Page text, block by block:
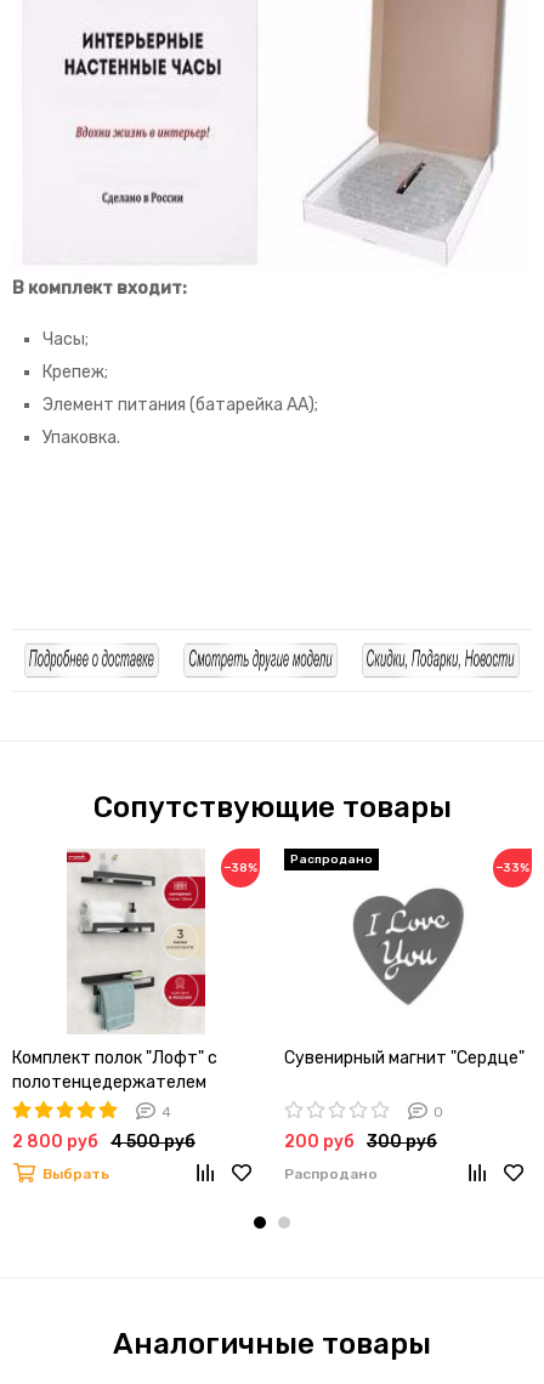
В комплект входит:
Часы;
Крепеж;
Элемент питания (батарейка АА);
Упаковка.
Сопутствующие товары
−38%
Комплект полок "Лофт" с
полотенцедержателем
4
2 800 руб 4 500 руб
Выбрать
−33%
Сувенирный магнит "Сердце"
0
200 руб 300 руб
Распродано
Аналогичные товары